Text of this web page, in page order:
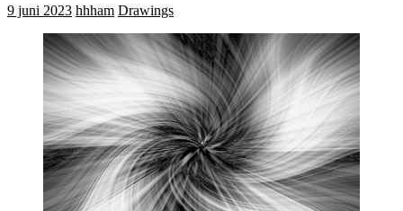
9 juni 2023 hhham Drawings